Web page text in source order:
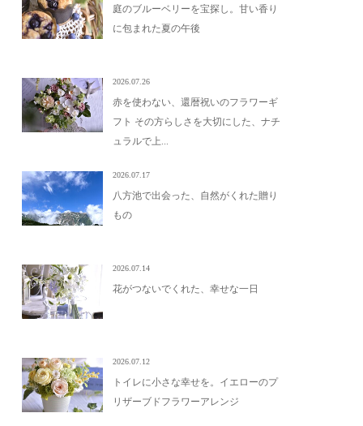
庭のブルーベリーを宝探し。甘い香り
に包まれた夏の午後
2026.07.26
赤を使わない、還暦祝いのフラワーギ
フト その方らしさを大切にした、ナチ
ュラルで上...
2026.07.17
八方池で出会った、自然がくれた贈り
もの
2026.07.14
花がつないでくれた、幸せな一日
2026.07.12
トイレに小さな幸せを。イエローのプ
リザーブドフラワーアレンジ